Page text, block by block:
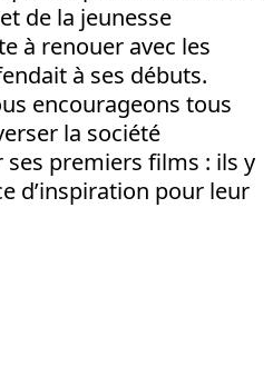
de la jeunesse
à renouer avec les
à ses débuts.
encourageons tous
la société
premiers films : ils y
d’inspiration pour leur